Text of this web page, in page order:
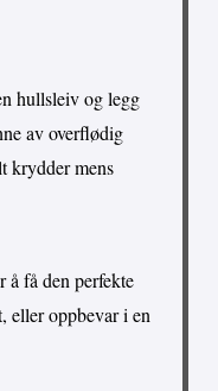
hullsleiv og legg
av overflødig
krydder mens
å få den perfekte
eller oppbevar i en